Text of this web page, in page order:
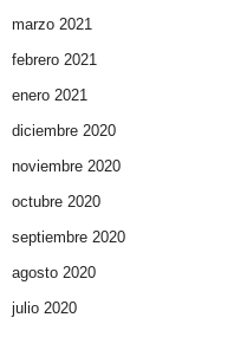
marzo 2021
febrero 2021
enero 2021
diciembre 2020
noviembre 2020
octubre 2020
septiembre 2020
agosto 2020
julio 2020